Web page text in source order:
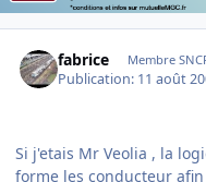
fabrice Membre
Publication: 11 août
Si j'etais Mr Veolia , la
forme les conducteur